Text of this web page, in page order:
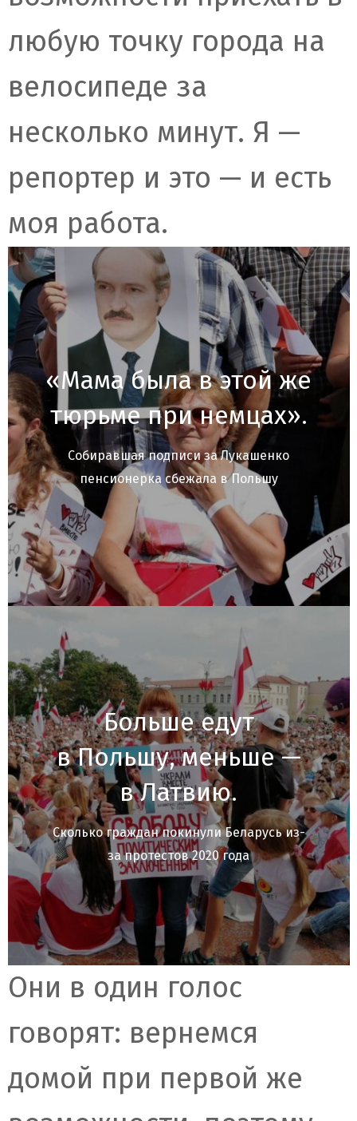
любую точку города на
велосипеде за
несколько минут. Я —
репортер и это — и есть
моя работа.
«Мама была в этой же
тюрьме при немцах».
Собиравшая подписи за Лукашенко
пенсионерка сбежала в Польшу
Больше едут
в Польшу, меньше —
в Латвию.
Сколько граждан покинули Беларусь из-
за протестов 2020 года
Они в один голос
говорят: вернемся
домой при первой же